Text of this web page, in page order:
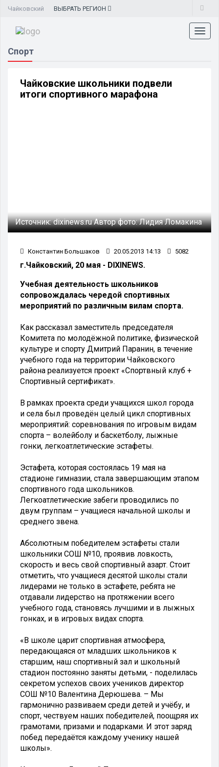
Чайковский ВЫБРАТЬ РЕГИОН
Спорт
Чайковские школьники подвели
итоги спортивного марафона
Источник:dixinews.ruАвтор фото:Лидия Ломакина
Константин Большаков 20.05.2013 14:13 5082
г.Чайковский, 20 мая - DIXINEWS.
Учебная деятельность школьников
сопровождалась чередой спортивных
мероприятий по различным вилам спорта.
Как рассказал заместитель председателя
Комитета по молодёжной политике, физической
культуре и спорту Дмитрий Паранин, в течение
учебного года на территории Чайковского
района реализуется проект «Спортвный клуб +
Спортивный сертификат».
В рамках проекта среди учащихся школ города
и села был проведён целый цикл спортивных
мероприятий: соревнования по игровым видам
спорта – волейболу и баскетболу, лыжные
гонки, легкоатлетические эстафеты.
Эстафета, которая состоялась 19 мая на
стадионе гимназии, стала завершающим этапом
спортивного года школьников.
Легкоатлетические забеги проводились по
двум группам – учащиеся начальной школы и
среднего звена.
Абсолютным победителем эстафеты стали
школьники СОШ №10, проявив ловкость,
скорость и весь свой спортивный азарт. Стоит
отметить, что учащиеся десятой школы стали
лидерами не только в эстафете, ребята не
отдавали лидерство на протяжении всего
учебного года, становясь лучшими и в лыжных
гонках, и в игровых видах спорта.
«В школе царит спортивная атмосфера,
передающаяся от младших школьников к
старшим, наш спортивный зал и школьный
стадион постоянно заняты детьми, - поделилась
секретом успехов своих учеников директор
СОШ №10 Валентина Дерюшева. – Мы
гармонично развиваем среди детей и учёбу, и
спорт, чествуем наших победителей, поощряя их
грамотами, призами и подарками. И этот заряд
побед передаётся каждому ученику нашей
школы».